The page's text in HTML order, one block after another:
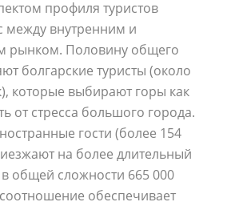
профиля туристов
между внутренним и
рынком. Половину общего
болгарские туристы (около
которые выбирают горы как
от стресса большого города.
гости (более 154
на более длительный
общей сложности 665 000
обеспечивает